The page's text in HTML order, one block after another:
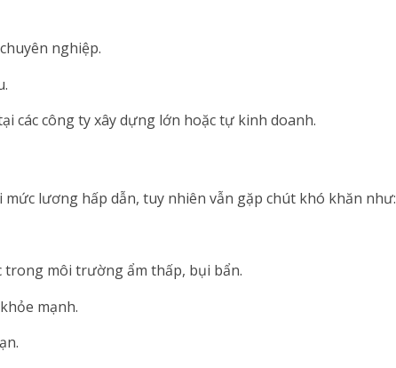
nghiệp.
các công ty xây dựng lớn hoặc tự kinh doanh.
mức lương hấp dẫn, tuy nhiên vẫn gặp chút khó khăn như:
trong môi trường ẩm thấp, bụi bẩn.
mạnh.